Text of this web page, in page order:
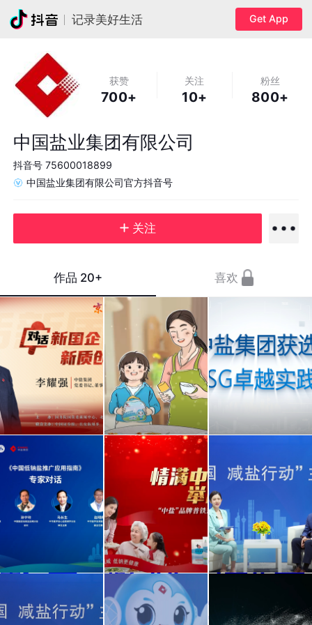
记录美好生活 Get App
获赞
700+
关注
10+
粉丝
800+
中国盐业集团有限公司
抖音号 75600018899
中国盐业集团有限公司官方抖音号
关注
作品 20+ 喜欢
对话
新国
企|中
盐集
三餐
四季
微视
频第
中盐
集团
获
选“年
《中 中盐 马冠